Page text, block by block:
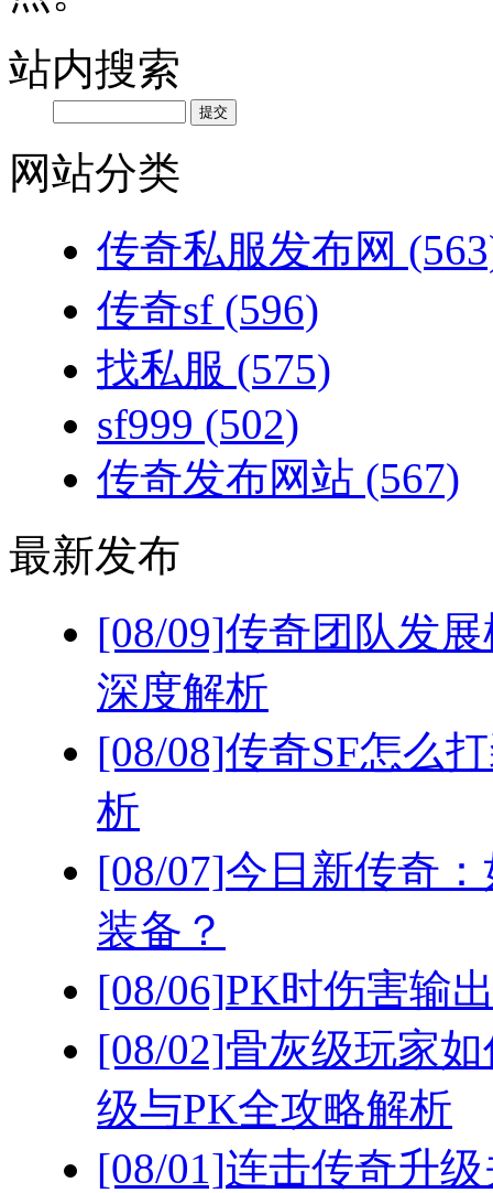
站内搜索
网站分类
传奇私服发布网
传奇sf (596)
找私服 (575)
sf999 (502)
传奇发布网站 (567)
最新发布
[08/09]传奇团队发
深度解析
[08/08]传奇SF怎么
析
[08/07]今日新传奇
装备？
[08/06]PK时伤害输
[08/02]骨灰级玩家
级与PK全攻略解析
[08/01]连击传奇升